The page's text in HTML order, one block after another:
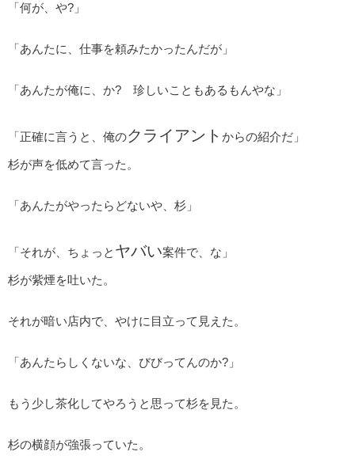
「何が、や?」
「あんたに、仕事を頼みたかったんだが」
「あんたが俺に、か? 珍しいこともあるもんやな」
「正確に言うと、俺のクライアント からの紹介だ」
杉が声を低めて言った。
「あんたがやったらどないや、杉」
「それが、ちょっと ヤバい案件で、な」
杉が紫煙を吐いた。
それが暗い店内で、やけに目立って見えた。
「あんたらしくないな、びびってんのか?」
もう少し茶化してやろうと思って杉を見た。
杉の横顔が強張っていた。